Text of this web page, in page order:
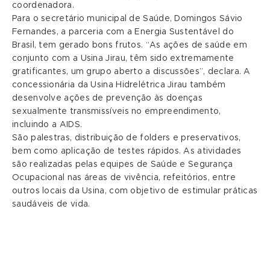
coordenadora.
Para o secretário municipal de Saúde, Domingos Sávio
Fernandes, a parceria com a Energia Sustentável do
Brasil, tem gerado bons frutos. “As ações de saúde em
conjunto com a Usina Jirau, têm sido extremamente
gratificantes, um grupo aberto a discussões”, declara. A
concessionária da Usina Hidrelétrica Jirau também
desenvolve ações de prevenção às doenças
sexualmente transmissíveis no empreendimento,
incluindo a AIDS.
São palestras, distribuição de folders e preservativos,
bem como aplicação de testes rápidos. As atividades
são realizadas pelas equipes de Saúde e Segurança
Ocupacional nas áreas de vivência, refeitórios, entre
outros locais da Usina, com objetivo de estimular práticas
saudáveis de vida.